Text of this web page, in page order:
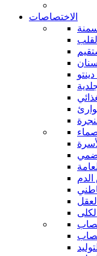
الاختصاصات